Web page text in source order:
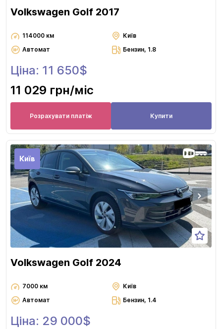
Volkswagen Golf 2017
114000 км
Київ
Автомат
Бензин, 1.8
Ціна: 11 650$
11 029 грн/міс
Розрахувати платіж Купити
Київ
Volkswagen Golf 2024
7000 км
Київ
Автомат
Бензин, 1.4
Ціна: 29 000$